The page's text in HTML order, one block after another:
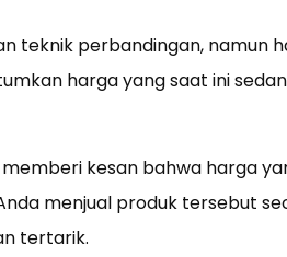
teknik perbandingan, namun
harga yang saat ini
kesan bahwa harga
menjual produk tersebut
tertarik.